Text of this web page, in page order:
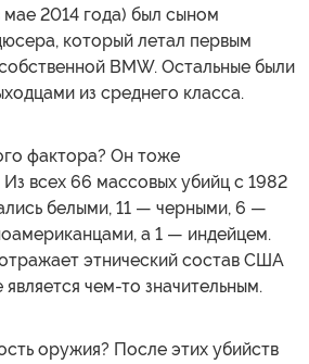
2014 года) был сыном
который летал первым
BMW. Остальные были
из среднего класса.
фактора? Он тоже
всех 66 массовых убийц с 1982
белыми, 11 — черными, 6 —
а 1 — индейцем.
этнический состав США
является чем-то значительным.
оружия? После этих убийств